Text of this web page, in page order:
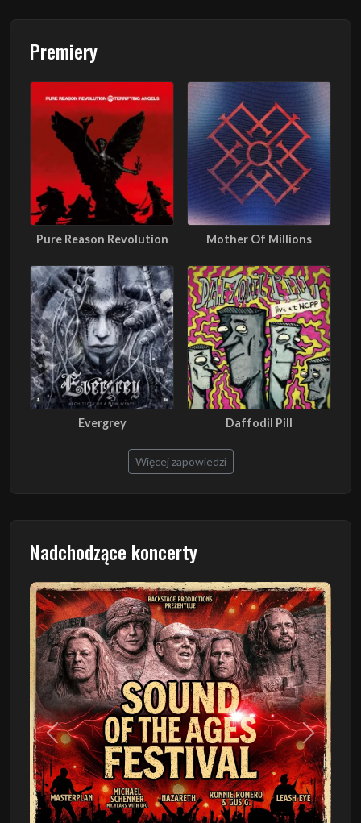
Premiery
Pure Reason Revolution Mother Of Millions
Evergrey Daffodil Pill
Więcej zapowiedzi
Nadchodzące koncerty
Poprzedni Następny